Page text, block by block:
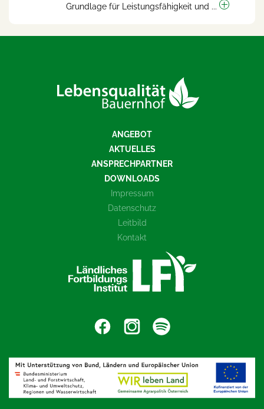
Grundlage für Leistungsfähigkeit und ...
ANGEBOT
AKTUELLES
ANSPRECHPARTNER
DOWNLOADS
Impressum
Datenschutz
Leitbild
Kontakt